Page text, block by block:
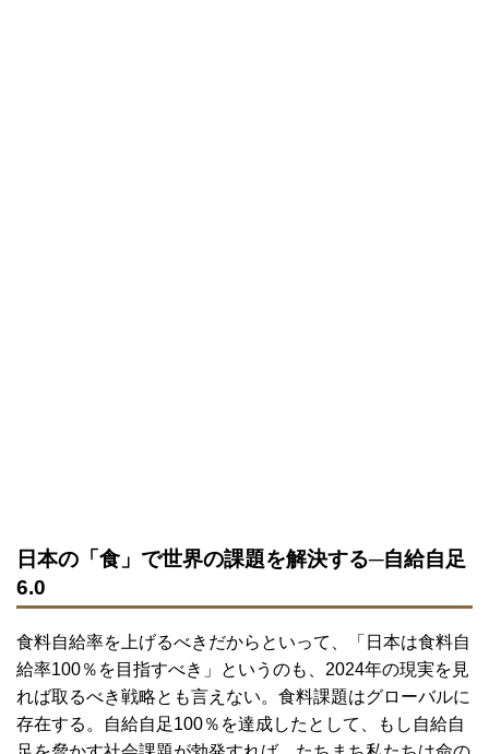
日本の「食」で世界の課題を解決する─自給自足
6.0
食料自給率を上げるべきだからといって、「日本は食料自
給率100％を目指すべき」というのも、2024年の現実を見
れば取るべき戦略とも言えない。食料課題はグローバルに
存在する。自給自足100％を達成したとして、もし自給自